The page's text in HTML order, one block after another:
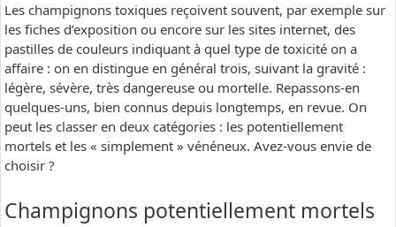
Les champignons toxiques reçoivent souvent, par exemple sur
les fiches d’exposition ou encore sur les sites internet, des
pastilles de couleurs indiquant à quel type de toxicité on a
affaire : on en distingue en général trois, suivant la gravité :
légère, sévère, très dangereuse ou mortelle. Repassons-en
quelques-uns, bien connus depuis longtemps, en revue. On
peut les classer en deux catégories : les potentiellement
mortels et les « simplement » vénéneux. Avez-vous envie de
choisir ?
Champignons potentiellement mortels